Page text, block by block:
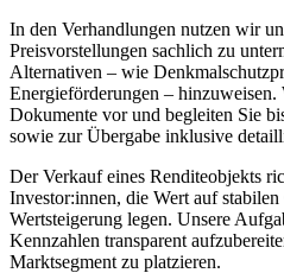
In den Verhandlungen nutzen wir
Preisvorstellungen sachlich zu
Alternativen – wie
Energieförderungen –
Dokumente vor und begleiten Sie
sowie zur Übergabe inklusive
Der Verkauf eines Renditeobjekts
Investor:innen, die Wert auf
Wertsteigerung legen. Unsere
Kennzahlen transparent
Marktsegment zu platzieren.